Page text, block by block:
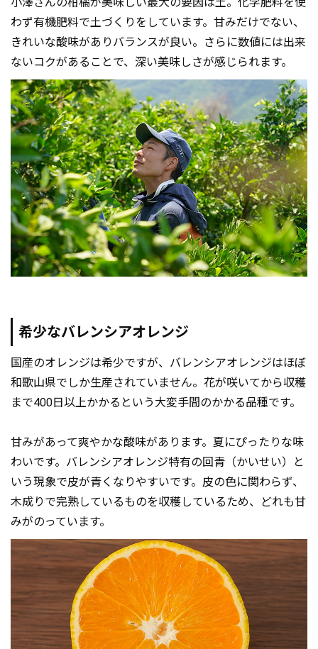
わず有機肥料で土づくりをしています。甘みだけでない、
きれいな酸味がありバランスが良い。さらに数値には出来
ないコクがあることで、深い美味しさが感じられます。
希少なバレンシアオレンジ
国産のオレンジは希少ですが、バレンシアオレンジはほぼ
和歌山県でしか生産されていません。花が咲いてから収穫
まで400日以上かかるという大変手間のかかる品種です。
甘みがあって爽やかな酸味があります。夏にぴったりな味
わいです。バレンシアオレンジ特有の回青（かいせい）と
いう現象で皮が青くなりやすいです。皮の色に関わらず、
木成りで完熟しているものを収穫しているため、どれも甘
みがのっています。